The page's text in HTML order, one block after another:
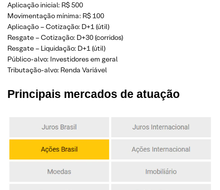
Aplicação inicial: R$ 500
Movimentação mínima: R$ 100
Aplicação – Cotização: D+1 (útil)
Resgate – Cotização: D+30 (corridos)
Resgate – Liquidação: D+1 (útil)
Público-alvo: Investidores em geral
Tributação-alvo: Renda Variável
Principais mercados de atuação